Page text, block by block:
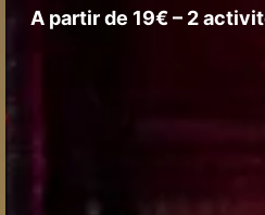
A partir de 19€ – 2